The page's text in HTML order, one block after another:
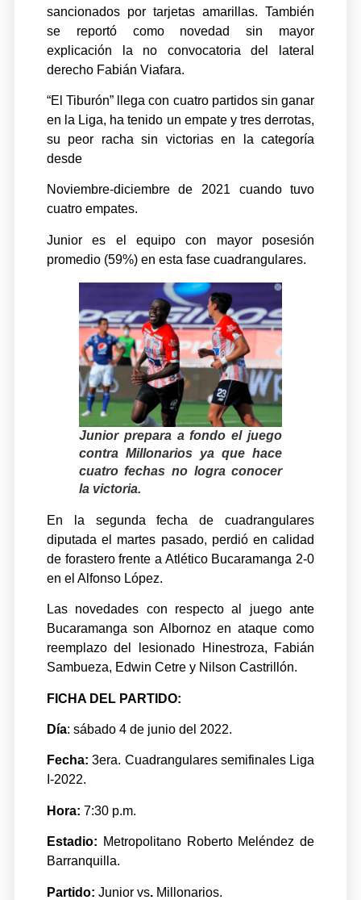
sancionados por tarjetas amarillas. También
se reportó como novedad sin mayor
explicación la no convocatoria del lateral
derecho Fabián Viafara.
“El Tiburón” llega con cuatro partidos sin ganar
en la Liga, ha tenido un empate y tres derrotas,
su peor racha sin victorias en la categoría
desde
Noviembre-diciembre de 2021 cuando tuvo
cuatro empates.
Junior es el equipo con mayor posesión
promedio (59%) en esta fase cuadrangulares.
Junior prepara a fondo el juego
contra Millonarios ya que hace
cuatro fechas no logra conocer
la victoria.
En la segunda fecha de cuadrangulares
diputada el martes pasado, perdió en calidad
de forastero frente a Atlético Bucaramanga 2-0
en el Alfonso López.
Las novedades con respecto al juego ante
Bucaramanga son Albornoz en ataque como
reemplazo del lesionado Hinestroza, Fabián
Sambueza, Edwin Cetre y Nilson Castrillón.
FICHA DEL PARTIDO:
Día: sábado 4 de junio del 2022.
Fecha:3era. Cuadrangulares semifinales Liga
I-2022.
Hora: 7:30 p.m.
Estadio: Metropolitano Roberto Meléndez de
Barranquilla.
Partido: Junior vs. Millonarios.